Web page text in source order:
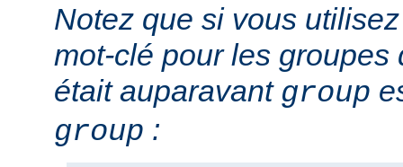
Notez que si vous
mot-clé pour les groupes
était auparavant group
group :